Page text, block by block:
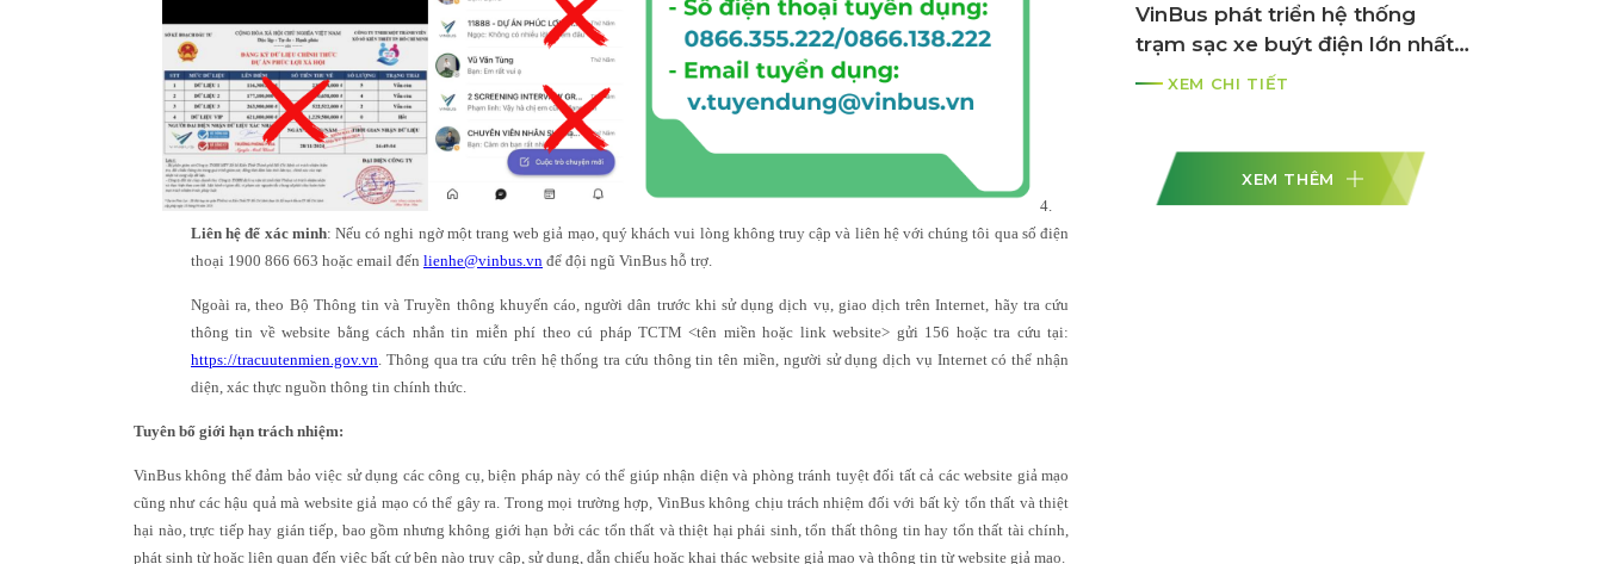
4.
Liên hệ để xác minh: Nếu có nghi ngờ một trang web giả mạo, quý khách vui lòng không truy cập và liên hệ với chúng tôi qua số điện
thoại 1900 866 663 hoặc email đến lienhe@vinbus.vn để đội ngũ VinBus hỗ trợ.
Ngoài ra, theo Bộ Thông tin và Truyền thông khuyến cáo, người dân trước khi sử dụng dịch vụ, giao dịch trên Internet, hãy tra cứu
thông tin về website bằng cách nhắn tin miễn phí theo cú pháp TCTM <tên miền hoặc link website> gửi 156 hoặc tra cứu tại:
https://tracuutenmien.gov.vn. Thông qua tra cứu trên hệ thống tra cứu thông tin tên miền, người sử dụng dịch vụ Internet có thể nhận
diện, xác thực nguồn thông tin chính thức.
Tuyên bố giới hạn trách nhiệm:
VinBus không thể đảm bảo việc sử dụng các công cụ, biện pháp này có thể giúp nhận diện và phòng tránh tuyệt đối tất cả các website giả mạo
cũng như các hậu quả mà website giả mạo có thể gây ra. Trong mọi trường hợp, VinBus không chịu trách nhiệm đối với bất kỳ tổn thất và thiệt
hại nào, trực tiếp hay gián tiếp, bao gồm nhưng không giới hạn bởi các tổn thất và thiệt hại phái sinh, tổn thất thông tin hay tổn thất tài chính,
phát sinh từ hoặc liên quan đến việc bất cứ bên nào truy cập, sử dụng, dẫn chiếu hoặc khai thác website giả mạo và thông tin từ website giả mạo.
VinBus phát triển hệ thống
trạm sạc xe buýt điện lớn nhất
ASEAN
XEM CHI TIẾT
XEM THÊM